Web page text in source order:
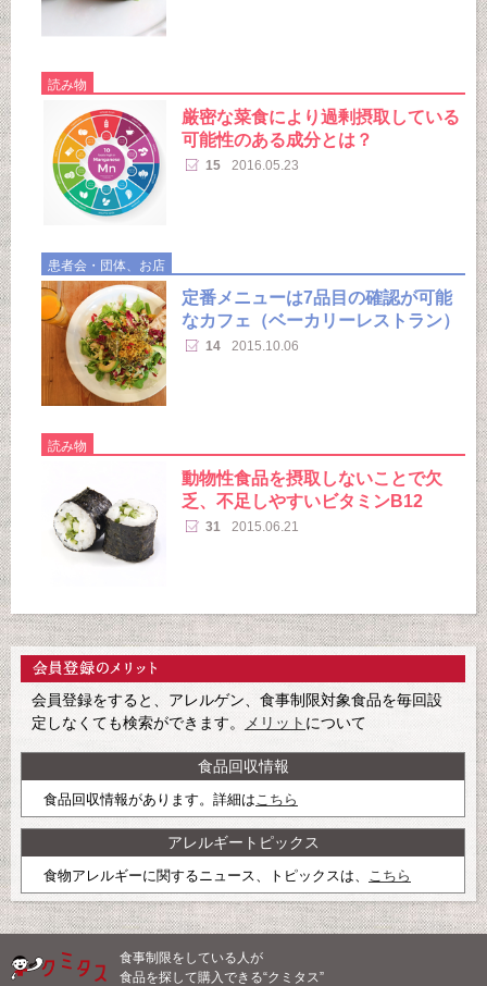
読み物
厳密な菜食により過剰摂取している
可能性のある成分とは？
15 2016.05.23
患者会・団体、お店
定番メニューは7品目の確認が可能
なカフェ（ベーカリーレストラン）
14 2015.10.06
読み物
動物性食品を摂取しないことで欠
乏、不足しやすいビタミンB12
31 2015.06.21
会員登録をすると、アレルゲン、食事制限対象食品を毎回設
定しなくても検索ができます。
メリット について
食品回収情報
食品回収情報があります。詳細はこちら
アレルギートピックス
食物アレルギーに関するニュース、トピックスは、 こちら
食事制限をしている人が
食品を探して購入できる“クミタス”